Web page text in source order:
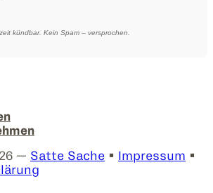
kündbar. Kein Spam – versprochen.
— Satte Sache • Impressum •